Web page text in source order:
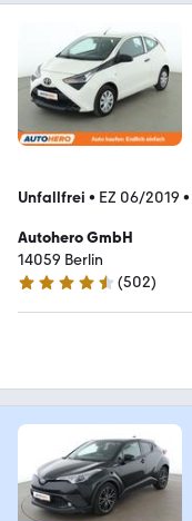
Unfallfrei • EZ 06/2019 •
Autohero GmbH
14059 Berlin
4.5 Sterne
(502)